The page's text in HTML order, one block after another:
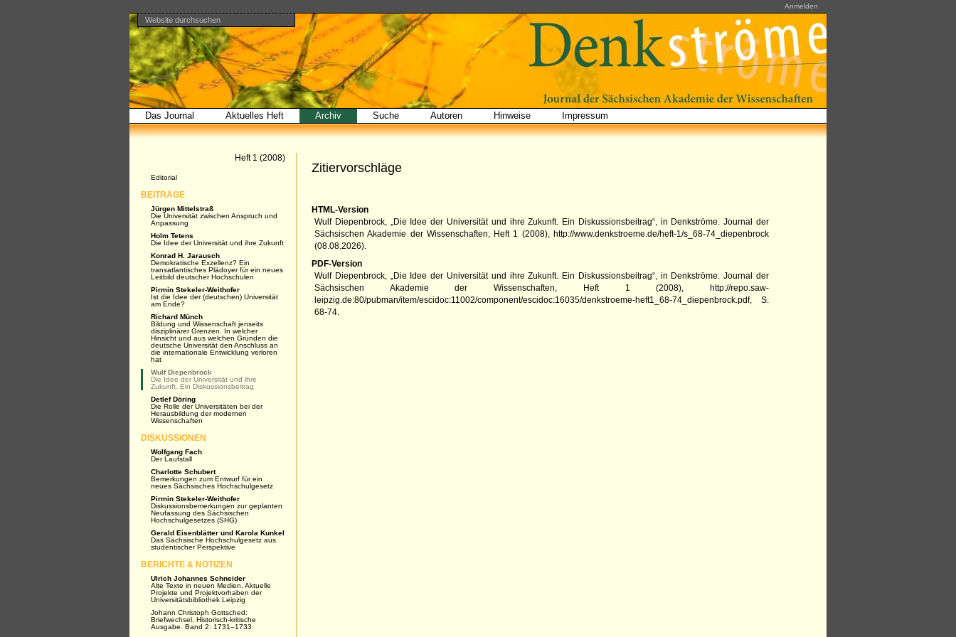
Direkt
zum
Inhalt
|
Direkt
zur
Navigation
Benutzerspezifische
Werkzeuge
Anmelden
Website durchsuchen
Erweiterte
Suche…
Bereiche
Das Journal Aktuelles Heft Archiv Suche Autoren Hinweise Impressum
Zitiervorschläge
HTML-Version
Wulf Diepenbrock, „Die Idee der Universität und ihre Zukunft. Ein Diskussionsbeitrag“, in Denkströme. Journal der
Sächsischen Akademie der Wissenschaften
Heft 1 (2008), http://www.denkstroeme.de/heft-1/s_68-74_diepenbrock
(08.08.2026).
PDF-Version
Wulf Diepenbrock, „Die Idee der Universität und ihre Zukunft. Ein Diskussionsbeitrag“, in Denkströme. Journal der
Sächsischen Akademie der Wissenschaften
Heft 1 (2008), http://repo.saw-
leipzig.de:80/pubman/item/escidoc:11002/component/escidoc:16035/denkstroeme-heft1_68-74_diepenbrock.pdf, S.
68-74.
Heft 1 (2008)
Editorial
BEITRÄGE
Jürgen Mittelstraß
Die Universität zwischen Anspruch und
Anpassung
Holm Tetens
Die Idee der Universität und ihre Zukunft
Konrad H. Jarausch
Demokratische Exzellenz? Ein
transatlantisches Plädoyer für ein neues
Leitbild deutscher Hochschulen
Pirmin Stekeler-Weithofer
Ist die Idee der (deutschen) Universität
am Ende?
Richard Münch
Bildung und Wissenschaft jenseits
disziplinärer Grenzen. In welcher
Hinsicht und aus welchen Gründen die
deutsche Universität den Anschluss an
die internationale Entwicklung verloren
hat
Wulf Diepenbrock
Die Idee der Universität und ihre
Zukunft. Ein Diskussionsbeitrag
Detlef Döring
Die Rolle der Universitäten bei der
Herausbildung der modernen
Wissenschaften
DISKUSSIONEN
Wolfgang Fach
Der Laufstall
Charlotte Schubert
Bemerkungen zum Entwurf für ein
neues Sächsisches Hochschulgesetz
Pirmin Stekeler-Weithofer
Diskussionsbemerkungen zur geplanten
Neufassung des Sächsischen
Hochschulgesetzes (SHG)
Gerald Eisenblätter und Karola Kunkel
Das Sächsische Hochschulgesetz aus
studentischer Perspektive
BERICHTE & NOTIZEN
Ulrich Johannes Schneider
Alte Texte in neuen Medien. Aktuelle
Projekte und Projektvorhaben der
Universitätsbibliothek Leipzig
Johann Christoph Gottsched:
Briefwechsel. Historisch-kritische
Ausgabe. Band 2: 1731–1733